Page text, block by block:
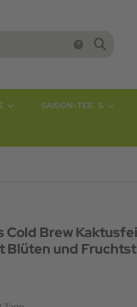
SAISON-TEE`S
Cold Brew
Blüten und